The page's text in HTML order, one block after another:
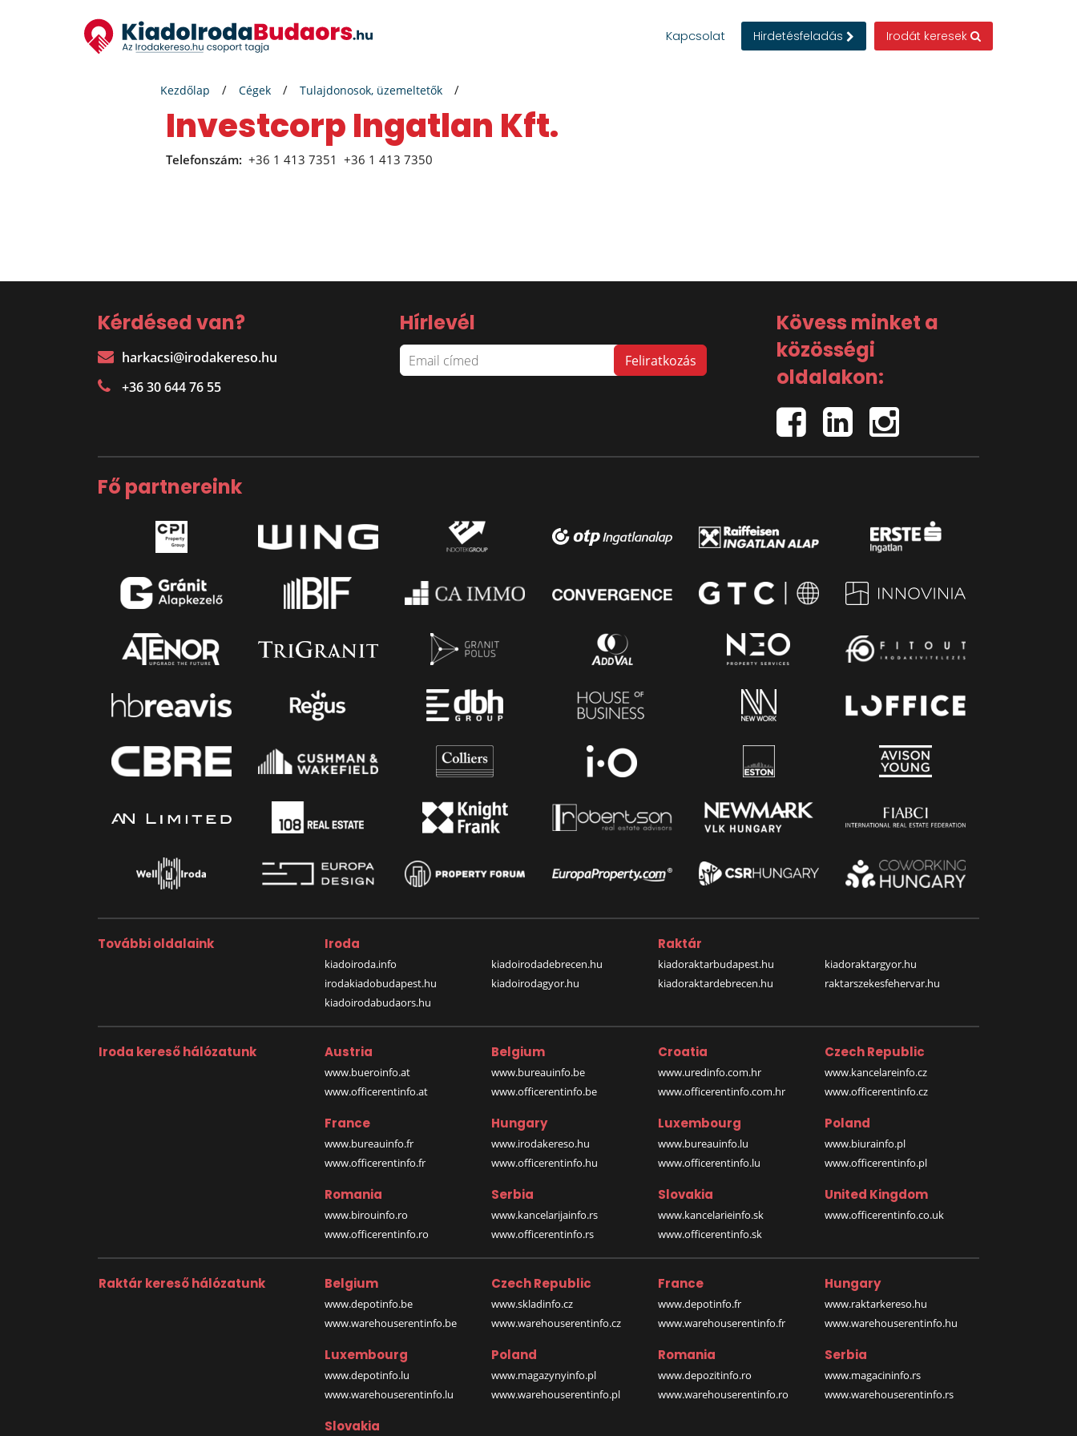
Kapcsolat Hirdetésfeladás Irodát keresek
Kezdőlap Cégek Tulajdonosok, üzemeltetők
Investcorp Ingatlan Kft.
Telefonszám: +36 1 413 7351 +36 1 413 7350
Kérdésed van?
harkacsi@irodakereso.hu
+36 30 644 76 55
Hírlevél
Kövess minket a
közösségi
oldalakon:
Fő partnereink
További oldalaink Iroda
kiadoiroda.info
irodakiadobudapest.hu
kiadoirodabudaors.hu
kiadoirodadebrecen.hu
kiadoirodagyor.hu
Raktár
kiadoraktarbudapest.hu
kiadoraktardebrecen.hu
kiadoraktargyor.hu
raktarszekesfehervar.hu
Iroda kereső hálózatunk Austria
www.bueroinfo.at
www.officerentinfo.at
Belgium
www.bureauinfo.be
www.officerentinfo.be
Croatia
www.uredinfo.com.hr
www.officerentinfo.com.hr
Czech Republic
www.kancelareinfo.cz
www.officerentinfo.cz
France
www.bureauinfo.fr
www.officerentinfo.fr
Hungary
www.irodakereso.hu
www.officerentinfo.hu
Luxembourg
www.bureauinfo.lu
www.officerentinfo.lu
Poland
www.biurainfo.pl
www.officerentinfo.pl
Romania
www.birouinfo.ro
www.officerentinfo.ro
Serbia
www.kancelarijainfo.rs
www.officerentinfo.rs
Slovakia
www.kancelarieinfo.sk
www.officerentinfo.sk
United Kingdom
www.officerentinfo.co.uk
Raktár kereső hálózatunk Belgium
www.depotinfo.be
www.warehouserentinfo.be
Czech Republic
www.skladinfo.cz
www.warehouserentinfo.cz
France
www.depotinfo.fr
www.warehouserentinfo.fr
Hungary
www.raktarkereso.hu
www.warehouserentinfo.hu
Luxembourg
www.depotinfo.lu
www.warehouserentinfo.lu
Poland
www.magazynyinfo.pl
www.warehouserentinfo.pl
Romania
www.depozitinfo.ro
www.warehouserentinfo.ro
Serbia
www.magacininfo.rs
www.warehouserentinfo.rs
Slovakia